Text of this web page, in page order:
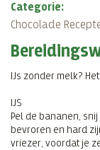
Categorie:
Chocolade
IJs zonder melk?
IJS
Pel de bananen,
bevroren en hard
vriezer, voordat je